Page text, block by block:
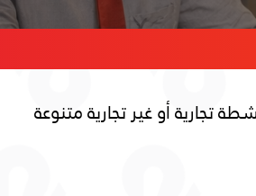
أو غير تجارية متنوعة